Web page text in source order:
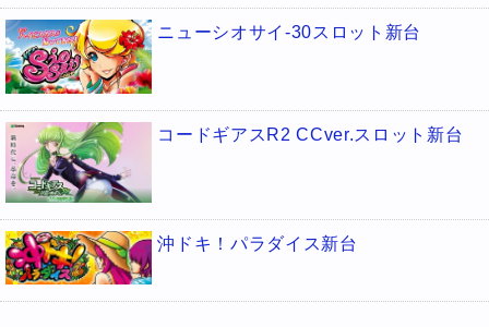
ニューシオサイ-30スロット新台
コードギアスR2 CCver.スロット新台
沖ドキ！パラダイス新台